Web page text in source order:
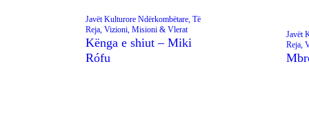
Javët Kulturore Ndërkombëtare,Të
Reja,Vizioni, Misioni & Vlerat
Kënga e shiut – Miki
Rófu
Javët
Reja,